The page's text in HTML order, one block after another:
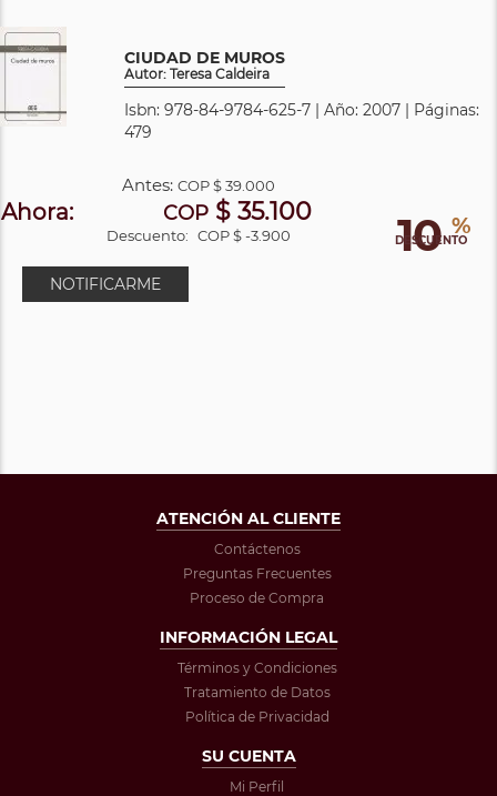
CIUDAD DE MUROS
Autor: Teresa Caldeira
Isbn: 978-84-9784-625-7 | Año: 2007 | Páginas:
479
10 %
DESCUENTO
Antes:COP$ 39.000
Ahora: COP $ 35.100
Descuento: COP $ -3.900
NOTIFICARME
ATENCIÓN AL CLIENTE
Contáctenos
Preguntas Frecuentes
Proceso de Compra
INFORMACIÓN LEGAL
Términos y Condiciones
Tratamiento de Datos
Política de Privacidad
SU CUENTA
Mi Perfil